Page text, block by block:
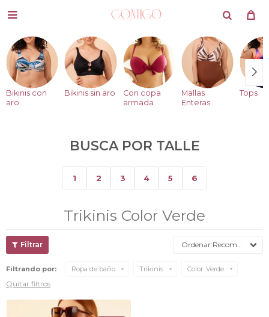

Bikinis con
aro
Bikinis sin aro
Con copa
armada
Mallas
Enteras
Tops
BUSCA POR TALLE
1 2 3 4 5 6
Trikinis Color Verde
Recomendados
Filtrando por: Ropa de baño Trikinis Color: Verde
Quitar filtros